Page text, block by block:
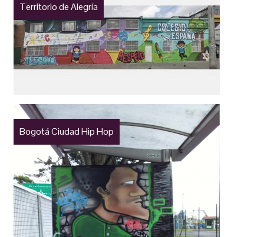
Territorio de Alegría
Bogotá Ciudad Hip Hop